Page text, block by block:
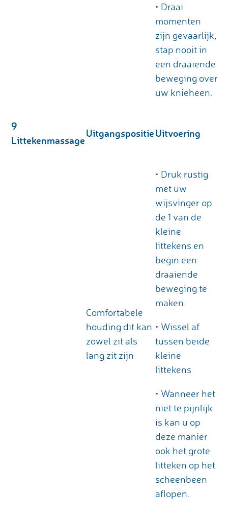
• Draai
momenten
zijn gevaarlijk,
stap nooit in
een draaiende
beweging over
uw knieheen.
9
Littekenmassage
UitgangspositieUitvoering
Comfortabele
houding dit kan
zowel zit als
lang zit zijn
• Druk rustig
met uw
wijsvinger op
de 1 van de
kleine
littekens en
begin een
draaiende
beweging te
maken.
• Wissel af
tussen beide
kleine
littekens
• Wanneer het
niet te pijnlijk
is kan u op
deze manier
ook het grote
litteken op het
scheenbeen
aflopen.